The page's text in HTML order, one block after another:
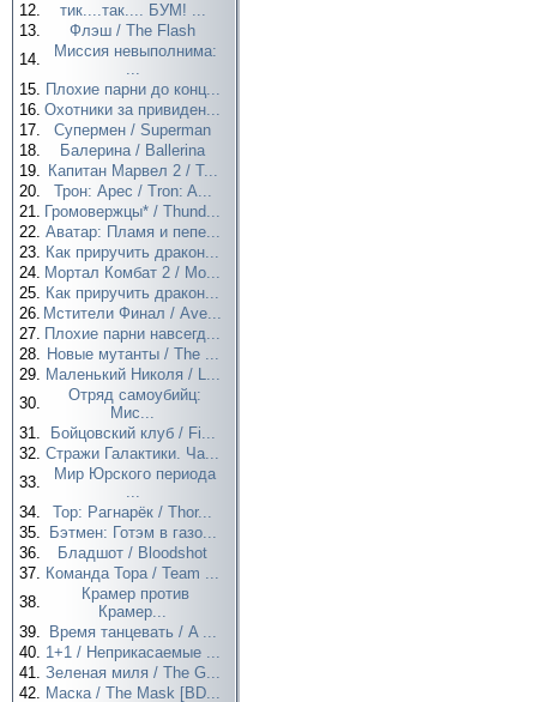
12.
тик....так.... БУМ! ...
13.
Флэш / The Flash
14.
Миссия невыполнима:
...
15. Плохие парни до конц...
16. Охотники за привиден...
17.
Супермен / Superman
18.
Балерина / Ballerina
19. Капитан Марвел 2 / T...
20.
Трон: Арес / Tron: A...
21. Громовержцы* / Thund...
22. Аватар: Пламя и пепе...
23. Как приручить дракон...
24. Мортал Комбат 2 / Mo...
25. Как приручить дракон...
26. Мстители Финал / Ave...
27. Плохие парни навсегд...
28. Новые мутанты / The ...
29. Маленький Николя / L...
30.
Отряд самоубийц:
Мис...
31.
Бойцовский клуб / Fi...
32. Стражи Галактики. Ча...
33.
Мир Юрского периода
...
34.
Тор: Рагнарёк / Thor...
35.
Бэтмен: Готэм в газо...
36.
Бладшот / Bloodshot
37. Команда Тора / Team ...
38.
Крамер против
Крамер...
39.
Время танцевать / A ...
40. 1+1 / Неприкасаемые ...
41. Зеленая миля / The G...
42. Маска / The Mask [BD...